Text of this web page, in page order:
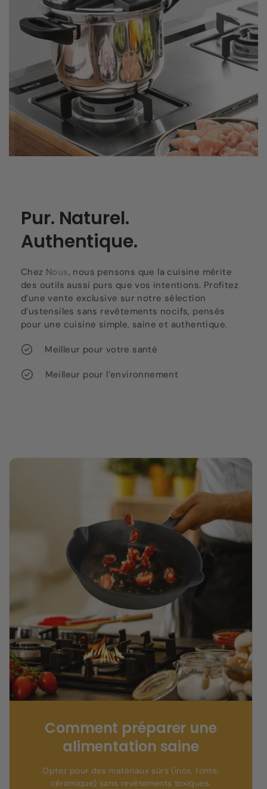
Pur. Naturel.
Authentique.
Chez Nous, nous pensons que la cuisine mérite
des outils aussi purs que vos intentions. Profitez
d’une vente exclusive sur notre sélection
d’ustensiles sans revêtements nocifs, pensés
pour une cuisine simple, saine et authentique.
Meilleur pour votre santé
Meilleur pour l’environnement
Comment préparer une
alimentation saine
Optez pour des matériaux sûrs (inox, fonte,
céramique) sans revêtements toxiques.